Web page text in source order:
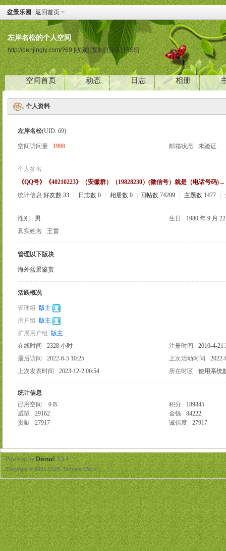
盆景乐园 返回首页
左岸名松的个人空间
http://penjingly.com/?69 [收藏] [复制] [分享] [RSS]
空间首页 动态 日志 相册
个人资料
左岸名松(UID: 69)
空间访问量 1908 邮箱状态 未验证
个人签名
《QQ号》《40210223》（安徽群）（19828230）(微信号）就是（电话号码)→
统计信息 好友数 33 日志数 0 相册数 0 回帖数 74209 主题数 1477
性别 男 生日
1980 年 9 月
真实姓名
王雷
管理以下版块
海外盆景鉴赏
活跃概况
管理组 版主
用户组 版主
扩展用户组 版主
在线时间
2328 小时 注册时间
2010-4-21
最后访问
2022-6-5 10:25 上次活动时间
2022-
上次发表时间
2023-12-2 06:54 所在时区 使用系统
统计信息
已用空间
0 B 积分
189845
威望
29162 金钱
84222
贡献
27917 诚信度 27917
Powered byDiscuz! X3.4
Copyright © 2001-2020, Tencent Cloud.